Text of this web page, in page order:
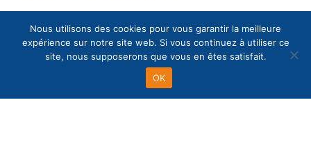
suivantes :
Chef de projet informatique
Développeur informatique
Nous utilisons des cookies pour vous garantir la meilleure
expérience sur notre site web. Si vous continuez à utiliser ce
site, nous supposerons que vous en êtes satisfait.
OK